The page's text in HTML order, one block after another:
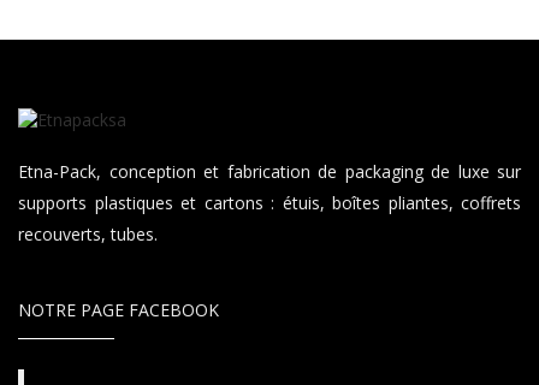
Etna-Pack, conception et fabrication de packaging de luxe sur
supports plastiques et cartons : étuis, boîtes pliantes, coffrets
recouverts, tubes.
NOTRE PAGE FACEBOOK